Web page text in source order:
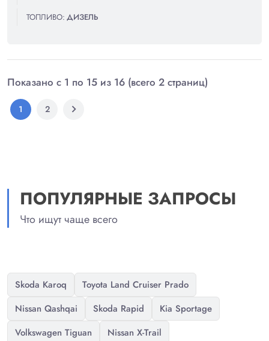
ТОПЛИВО: ДИЗЕЛЬ
Показано с 1 по 15 из 16 (всего 2 страниц)
1 2 chevron_right
ПОПУЛЯРНЫЕ ЗАПРОСЫ
Что ищут чаще всего
Skoda Karoq
Toyota Land Cruiser Prado
Nissan Qashqai
Skoda Rapid
Kia Sportage
Volkswagen Tiguan
Nissan X-Trail